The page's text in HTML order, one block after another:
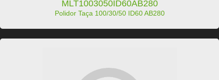
MLT1003050ID60AB280
Polidor Taça 100/30/50 ID60 AB280